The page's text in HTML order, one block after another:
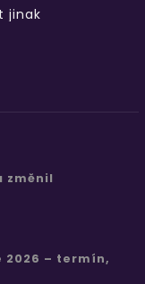
jinak
změnil
2026 – termín,